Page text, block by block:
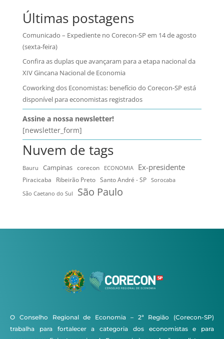
Últimas postagens
Comunicado – Expediente no Corecon-SP em 14 de agosto
(sexta-feira)
Confira as duplas que avançaram para a etapa nacional da
XIV Gincana Nacional de Economia
Coworking dos Economistas: benefício do Corecon-SP está
disponível para economistas registrados
Assine a nossa newsletter!
[newsletter_form]
Nuvem de tags
Bauru Campinas corecon ECONOMIA Ex-presidente
Piracicaba Ribeirão Preto Santo André - SP
Sorocaba
São Caetano do Sul
São Paulo
O Conselho Regional de Economia – 2ª Região (Corecon-SP)
trabalha para fortalecer a categoria dos economistas e para